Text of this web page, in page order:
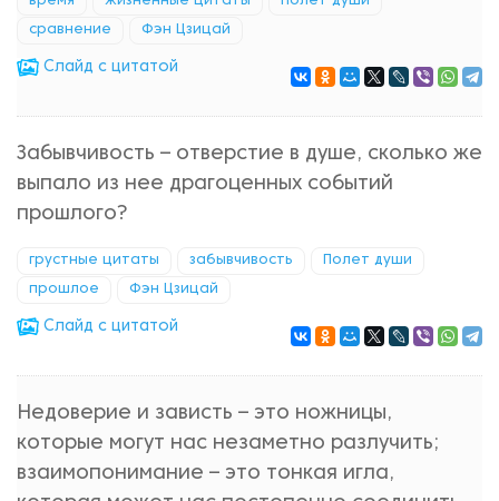
сравнение Фэн Цзицай
Cлайд с цитатой
Забывчивость – отверстие в душе, сколько же
выпало из нее драгоценных событий
прошлого?
грустные цитаты забывчивость Полет души
прошлое Фэн Цзицай
Cлайд с цитатой
Недоверие и зависть – это ножницы,
которые могут нас незаметно разлучить;
взаимопонимание – это тонкая игла,